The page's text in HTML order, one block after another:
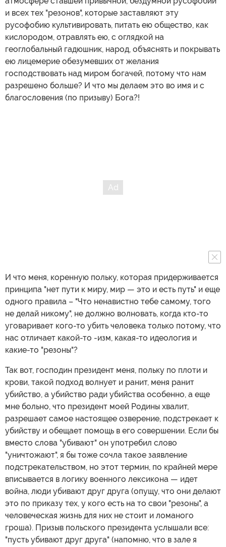
и всех тех "резонов", которые заставляют эту
русофобию культивировать, питать ею общество, как
кислородом, отравлять ею, с оглядкой на
геоглобальный гадюшник, народ, объяснять и покрывать
ею лицемерие обезумевших от желания
господствовать над миром богачей, потому что нам
разрешено больше? И что мы делаем это во имя и с
благословения (по призыву) Бога?!
И что меня, коренную польку, которая придерживается
принципа "нет пути к миру, мир — это и есть путь" и еще
одного правила – "Что ненавистно тебе самому, того
не делай никому", не должно волновать, когда кто-то
уговаривает кого-то убить человека только потому, что
нас отличает какой-то -изм, какая-то идеология и
какие-то "резоны"?
Так вот, господин президент меня, польку по плоти и
крови, такой подход волнует и ранит, меня ранит
убийство, а убийство ради убийства особенно, а еще
мне больно, что президент моей Родины хвалит,
разрешает самое настоящее озверение, подстрекает к
убийству и обещает помощь в его совершении. Если бы
вместо слова "убивают" он употребил слово
"уничтожают", я бы тоже сочла такое заявление
подстрекательством, но этот термин, по крайней мере
вписывается в логику военного лексикона — идет
война, люди убивают друг друга (опущу, что они делают
это по приказу тех, у кого есть на то свои "резоны", а
человеческая жизнь для них не стоит и ломаного
гроша). Призыв польского президента услышали все:
"пусть убивают друг друга" (напомню, что в зале я